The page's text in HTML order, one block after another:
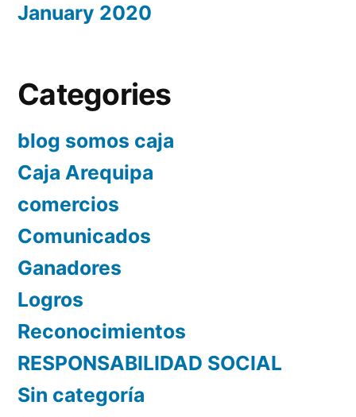
January 2020
Categories
blog somos caja
Caja Arequipa
comercios
Comunicados
Ganadores
Logros
Reconocimientos
RESPONSABILIDAD SOCIAL
Sin categoría